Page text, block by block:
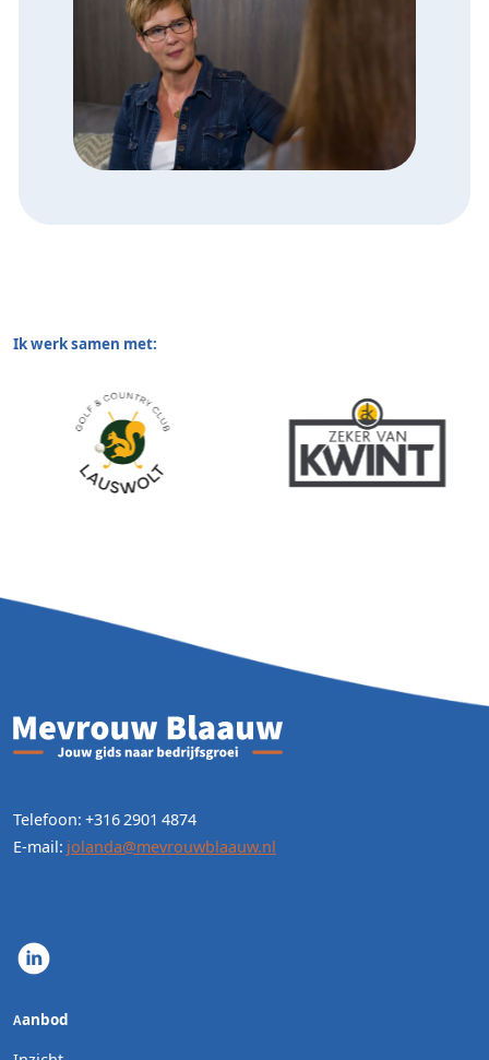
Ik werk samen met:
Telefoon: +316 2901 4874
E-mail: jolanda@mevrouwblaauw.nl
Aanbod